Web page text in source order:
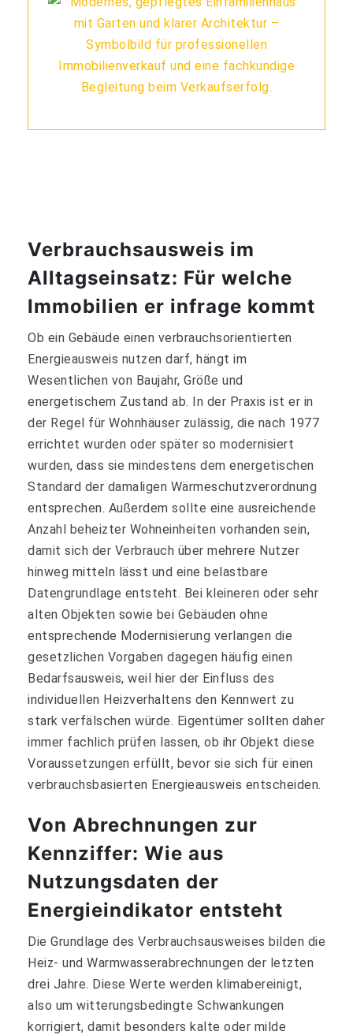
Verbrauchsausweis im
Alltagseinsatz: Für welche
Immobilien er infrage kommt
Ob ein Gebäude einen verbrauchsorientierten
Energieausweis nutzen darf, hängt im
Wesentlichen von Baujahr, Größe und
energetischem Zustand ab. In der Praxis ist er in
der Regel für Wohnhäuser zulässig, die nach 1977
errichtet wurden oder später so modernisiert
wurden, dass sie mindestens dem energetischen
Standard der damaligen Wärmeschutzverordnung
entsprechen. Außerdem sollte eine ausreichende
Anzahl beheizter Wohneinheiten vorhanden sein,
damit sich der Verbrauch über mehrere Nutzer
hinweg mitteln lässt und eine belastbare
Datengrundlage entsteht. Bei kleineren oder sehr
alten Objekten sowie bei Gebäuden ohne
entsprechende Modernisierung verlangen die
gesetzlichen Vorgaben dagegen häufig einen
Bedarfsausweis, weil hier der Einfluss des
individuellen Heizverhaltens den Kennwert zu
stark verfälschen würde. Eigentümer sollten daher
immer fachlich prüfen lassen, ob ihr Objekt diese
Voraussetzungen erfüllt, bevor sie sich für einen
verbrauchsbasierten Energieausweis entscheiden.
Von Abrechnungen zur
Kennziffer: Wie aus
Nutzungsdaten der
Energieindikator entsteht
Die Grundlage des Verbrauchsausweises bilden die
Heiz- und Warmwasserabrechnungen der letzten
drei Jahre. Diese Werte werden klimabereinigt,
also um witterungsbedingte Schwankungen
korrigiert, damit besonders kalte oder milde